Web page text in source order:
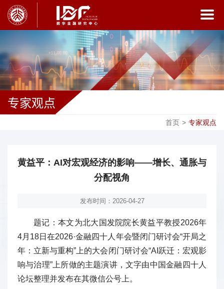
专家观点
首页 > 专家观点
黄益平：AI对宏观经济的影响——增长、通胀与
分配视角
发布时间：2026-04-27
题记：本文为北大国发院院长黄益平教授2026年
4月18日在2026·金融四十人年会暨闭门研讨会“开局之
年：立新与重构”上的大会闭门研讨会“AI跃迁：宏观影
响与治理”上所做的主题演讲，文字由中国金融四十人
论坛整理并发布在其微信公号上。